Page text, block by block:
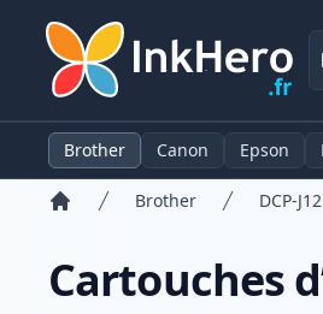
Brother Canon Epson
Brother DCP-
Cartouches